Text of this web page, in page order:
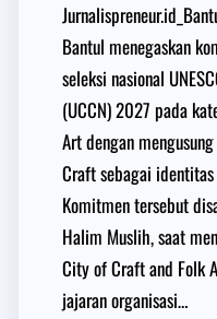
Bantul menegaskan
seleksi nasional
(UCCN) 2027 pada
Art dengan
Craft sebagai
Komitmen tersebut
Halim Muslih, saat
City of Craft and Folk
jajaran organisasi…